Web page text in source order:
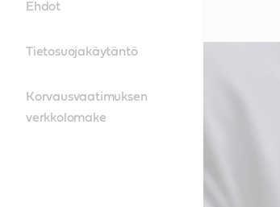
Ehdot
Tietosuojakäytäntö
Korvausvaatimuksen
verkkolomake